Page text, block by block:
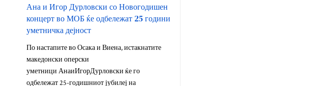
Ана и Игор Дурловски со Новогодишен
концерт во МОБ ќе одбележат 25 години
уметничка дејност
По настапите во Осака и Виена, истакнатите
македонски оперски
уметници АнаиИгорДурловски ќе го
одбележат 25-годишниот јубилеј на